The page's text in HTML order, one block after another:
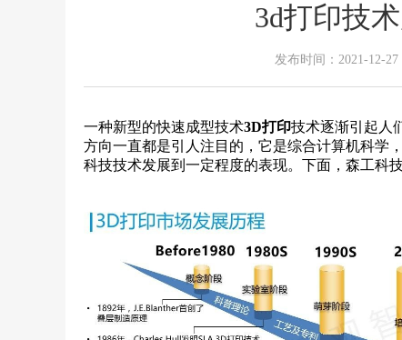
3d打印技
发布时间：2021-
一种新型的快速成型技术3D打印技术逐渐引起人
方向一直都是引人注目的，它是综合计算机科学
科技技术发展到一定程度的表现。下面，森工科